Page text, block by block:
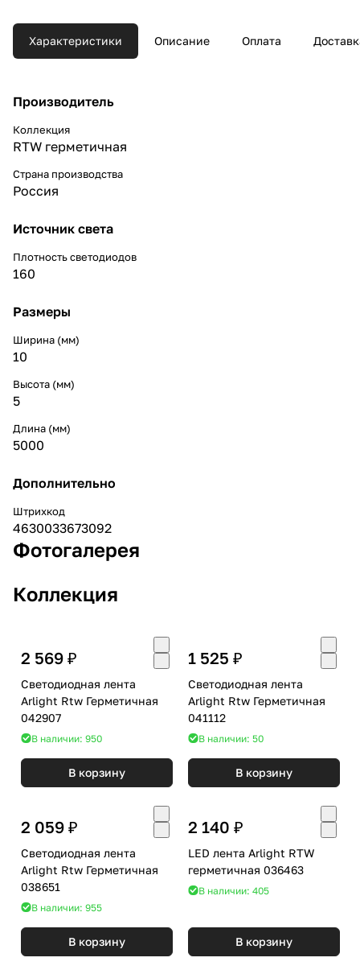
Характеристики Описание Оплата
Производитель
Коллекция
RTW герметичная
Страна производства
Россия
Источник света
Плотность светодиодов
160
Размеры
Ширина (мм)
10
Высота (мм)
5
Длина (мм)
5000
Дополнительно
Штрихкод
4630033673092
Фотогалерея
Коллекция
2 569 ₽
Светодиодная лента
Arlight Rtw Герметичная
042907
В наличии: 950
В корзину
1 525 ₽
Светодиодная лента
Arlight Rtw Герметичная
041112
В наличии: 50
В корзину
2 059 ₽
Светодиодная лента
Arlight Rtw Герметичная
038651
В наличии: 955
В корзину
2 140 ₽
LED лента Arlight RTW
герметичная 036463
В наличии: 405
В корзину